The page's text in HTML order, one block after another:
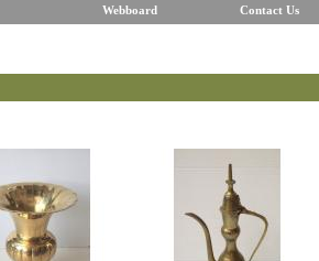
Webboard Contact Us